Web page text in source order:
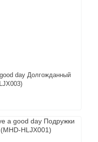
day Долгожданный